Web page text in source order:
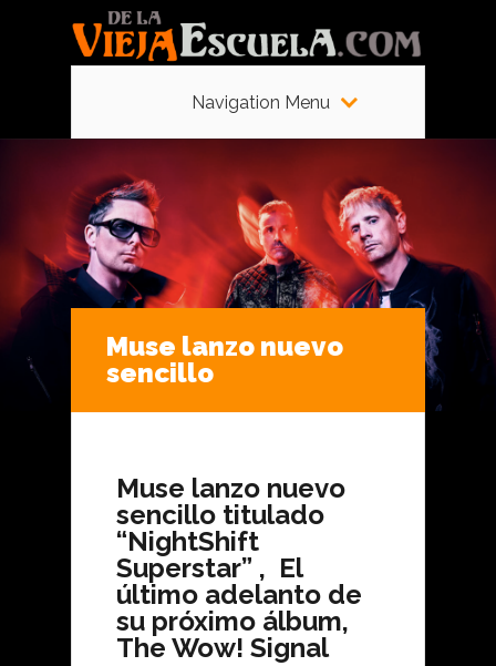
Navigation Menu
Muse lanzo nuevo
sencillo
Muse lanzo nuevo
sencillo titulado
“NightShift
Superstar” , El
último adelanto de
su próximo álbum,
The Wow! Signal